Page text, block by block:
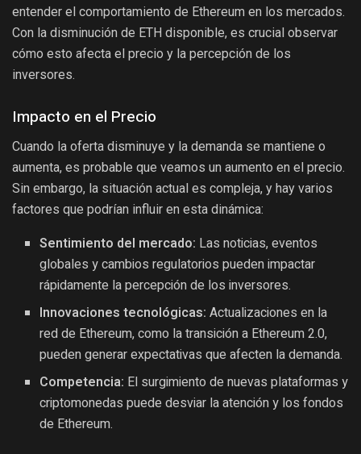
entender el comportamiento de Ethereum en los mercados.
Con la disminución de ETH disponible, es crucial observar
cómo esto afecta el precio y la percepción de los
inversores.
Impacto en el Precio
Cuando la oferta disminuye y la demanda se mantiene o
aumenta, es probable que veamos un aumento en el precio.
Sin embargo, la situación actual es compleja, y hay varios
factores que podrían influir en esta dinámica:
Sentimiento del mercado: Las noticias, eventos
globales y cambios regulatorios pueden impactar
rápidamente la percepción de los inversores.
Innovaciones tecnológicas: Actualizaciones en la
red de Ethereum, como la transición a Ethereum 2.0,
pueden generar expectativas que afecten la demanda.
Competencia: El surgimiento de nuevas plataformas y
criptomonedas puede desviar la atención y los fondos
de Ethereum.